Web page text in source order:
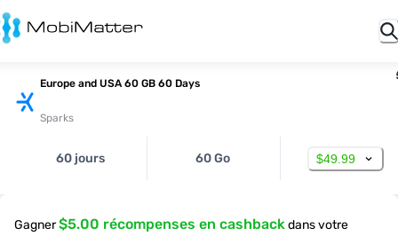
Europe and USA 60 GB 60 Days
Sparks
60 jours 60 Go $49.99
Gagner$5.00 récompenses en cashbackdans votre